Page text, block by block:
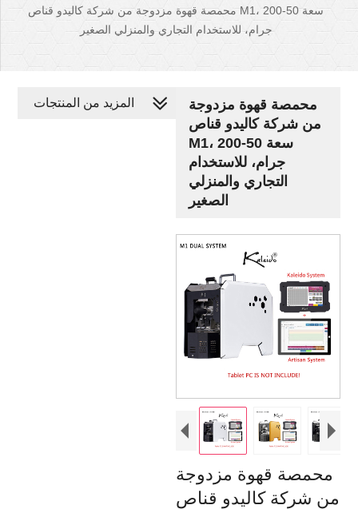
محمصة قهوة مزدوجة من شركة كاليدو قناص M1، سعة 50-200
جرام، للاستخدام التجاري والمنزلي الصغير
محمصة قهوة مزدوجة
من شركة كاليدو قناص
M1، سعة 50-200
جرام، للاستخدام
التجاري والمنزلي
الصغير
محمصة قهوة مزدوجة
من شركة كاليدو قناص
المزيد من المنتجات